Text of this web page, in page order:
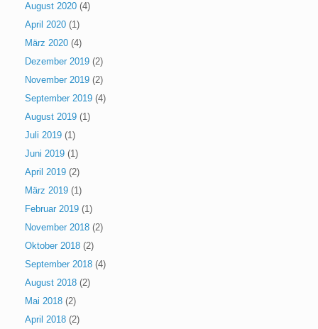
August 2020 (4)
April 2020 (1)
März 2020 (4)
Dezember 2019 (2)
November 2019 (2)
September 2019 (4)
August 2019 (1)
Juli 2019 (1)
Juni 2019 (1)
April 2019 (2)
März 2019 (1)
Februar 2019 (1)
November 2018 (2)
Oktober 2018 (2)
September 2018 (4)
August 2018 (2)
Mai 2018 (2)
April 2018 (2)